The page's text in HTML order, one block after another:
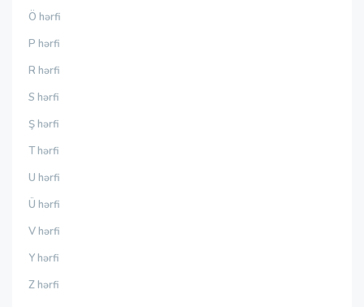
Ö hərfi
P hərfi
R hərfi
S hərfi
Ş hərfi
T hərfi
U hərfi
Ü hərfi
V hərfi
Y hərfi
Z hərfi